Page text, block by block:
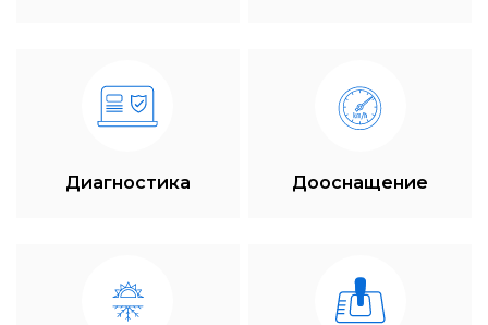
Диагностика Дооснащение